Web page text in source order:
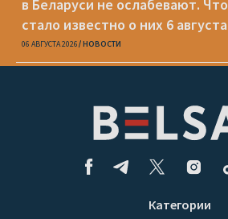
в Беларуси не ослабевают. Что
стало известно о них 6 августа
06 АВГУСТА 2026 НОВОСТИ
Категории